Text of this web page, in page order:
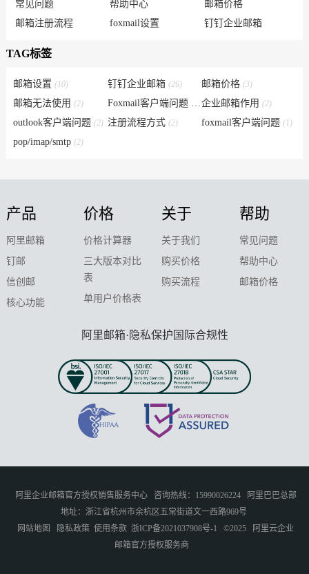
常见问题 帮助中心
邮箱价格
邮箱注册流程
foxmail设置 钉钉企业邮箱
TAG标签
邮箱设置 (10) 钉钉企业邮箱 (26) 邮箱价格(3)
邮箱无法使用 (2) 企业邮箱作用(2)
outlook客户端问题 (2) 注册流程方式 (2) foxmail客户端问题(1)
pop/imap/smtp (2)
产品
阿里邮箱
钉邮
信创邮
核心功能
价格
价格计算器
三大版本对比
表
单用户价格表
关于
关于我们
购买价格
购买流程
帮助
常见问题
帮助中心
邮箱价格
阿里邮箱·隐私保护国际合规性
阿里企业邮箱官方授权销售服务中心 咨询热线：15990026224
阿里巴巴总部
地址：浙江省杭州市余杭区五常街道文一西路969号
网站地图
隐私政策 使用条款 浙ICP备2021037908号-1 ©2025
阿里云企业
邮箱官方授权服务商